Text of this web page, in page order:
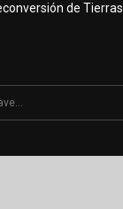
de Tierras